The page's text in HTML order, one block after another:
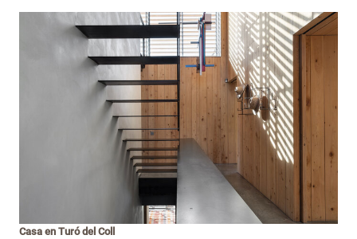
Casa en Turó del Coll